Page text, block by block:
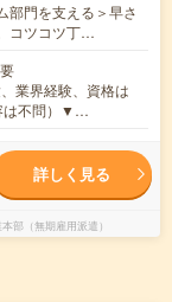
部門を支える＞早さ
コツコツ丁…
業界経験、資格は
は不問）▼…
詳しく見る
部（無期雇用派遣）